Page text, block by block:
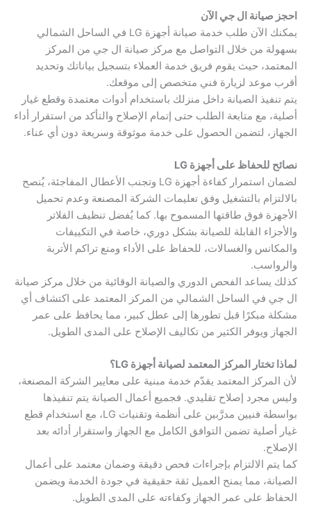
احجز صيانة ال جي الآن
يمكنك الآن طلب خدمة صيانة أجهزة LG في الساحل الشمالي
بسهولة من خلال التواصل مع مركز صيانة ال جي من المركز
المعتمد، حيث يقوم فريق خدمة العملاء بتسجيل بياناتك وتحديد
أقرب موعد لزيارة فني متخصص إلى موقعك.
يتم تنفيذ الصيانة داخل منزلك باستخدام أدوات معتمدة وقطع غيار
أصلية، مع متابعة الطلب حتى إتمام الإصلاح والتأكد من استقرار أداء
الجهاز، لتضمن الحصول على خدمة موثوقة وسريعة دون أي عناء.
نصائح للحفاظ على أجهزة LG
لضمان استمرار كفاءة أجهزة LG وتجنب الأعطال المفاجئة، يُنصح
بالالتزام بالتشغيل وفق تعليمات الشركة المصنعة وعدم تحميل
الأجهزة فوق طاقتها المسموح بها. كما يُفضل تنظيف الفلاتر
والأجزاء القابلة للصيانة بشكل دوري، خاصة في التكييفات
والمكانس والغسالات، للحفاظ على الأداء ومنع تراكم الأتربة
والرواسب.
كذلك يساعد الفحص الدوري والصيانة الوقائية من خلال مركز صيانة
ال جي في الساحل الشمالي من المركز المعتمد على اكتشاف أي
مشكلة مبكرًا قبل تطورها إلى عطل كبير، مما يحافظ على عمر
الجهاز ويوفر الكثير من تكاليف الإصلاح على المدى الطويل.
لماذا تختار المركز المعتمد لصيانة أجهزة LG؟
لأن المركز المعتمد يقدّم خدمة مبنية على معايير الشركة المصنعة،
وليس مجرد إصلاح تقليدي. فجميع أعمال الصيانة يتم تنفيذها
بواسطة فنيين مدرَّبين على أنظمة وتقنيات LG، مع استخدام قطع
غيار أصلية تضمن التوافق الكامل مع الجهاز واستقرار أدائه بعد
الإصلاح.
كما يتم الالتزام بإجراءات فحص دقيقة وضمان معتمد على أعمال
الصيانة، مما يمنح العميل ثقة حقيقية في جودة الخدمة ويضمن
الحفاظ على عمر الجهاز وكفاءته على المدى الطويل.